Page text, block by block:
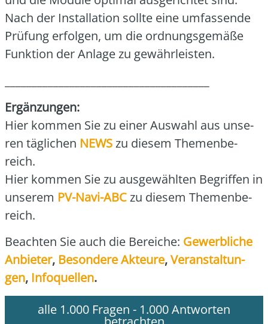
Nach der Instal­la­ti­on soll­te eine umfas­sen­de
Prü­fung erfol­gen, um die ord­nungs­ge­mä­ße
Funk­ti­on der Anla­ge zu gewähr­leis­ten.
Ergän­zun­gen:
Hier kom­men Sie zu einer Aus­wahl aus unse­
ren täg­li­chen NEWSzu die­sem The­men­be­
reich.
Hier kom­men Sie zu aus­ge­wähl­ten Begrif­fen in
unse­rem PV-Navi-ABCzu die­sem The­men­be­
reich.
Beach­ten Sie auch die Berei­che: Gewerb­li­che
Anbie­ter, Beson­de­re Akteu­re,Ver­an­stal­tun­
gen, Info­quel­len.
alle 1.000 Fragen - 1.000 Antworten